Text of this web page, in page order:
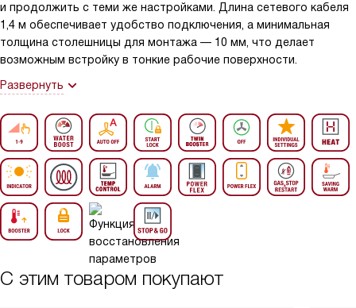
и продолжить с теми же настройками. Длина сетевого кабеля
1,4 м обеспечивает удобство подключения, а минимальная
толщина столешницы для монтажа — 10 мм, что делает
возможным встройку в тонкие рабочие поверхности.
Развернуть
С этим товаром покупают